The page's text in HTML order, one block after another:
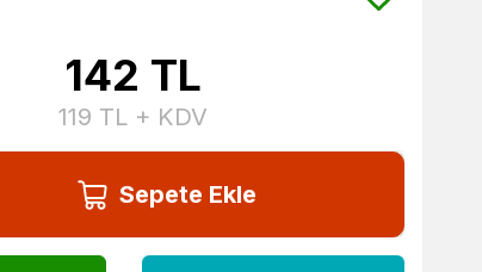
142 TL
119 TL + KDV
Sepete Ekle